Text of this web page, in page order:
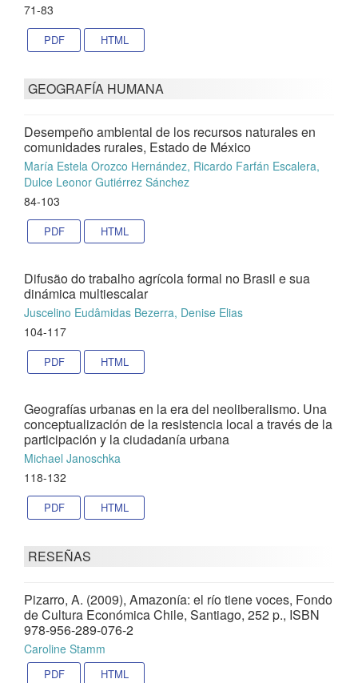
71-83
PDF HTML
GEOGRAFÍA HUMANA
Desempeño ambiental de los recursos naturales en
comunidades rurales, Estado de México
María Estela Orozco Hernández, Ricardo Farfán Escalera,
Dulce Leonor Gutiérrez Sánchez
84-103
PDF HTML
Difusão do trabalho agrícola formal no Brasil e sua
dinámica multiescalar
Juscelino Eudâmidas Bezerra, Denise Elias
104-117
PDF HTML
Geografías urbanas en la era del neoliberalismo. Una
conceptualización de la resistencia local a través de la
participación y la ciudadanía urbana
Michael Janoschka
118-132
PDF HTML
RESEÑAS
Pizarro, A. (2009), Amazonía: el río tiene voces, Fondo
de Cultura Económica Chile, Santiago, 252 p., ISBN
978-956-289-076-2
Caroline Stamm
PDF HTML